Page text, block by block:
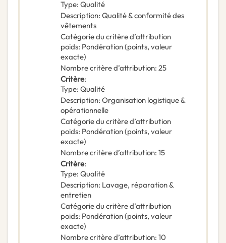
Type: Qualité
Description: Qualité & conformité des
vêtements
Catégorie du critère d’attribution
poids: Pondération (points, valeur
exacte)
Nombre critère d’attribution: 25
Critère:
Type: Qualité
Description: Organisation logistique &
opérationnelle
Catégorie du critère d’attribution
poids: Pondération (points, valeur
exacte)
Nombre critère d’attribution: 15
Critère:
Type: Qualité
Description: Lavage, réparation &
entretien
Catégorie du critère d’attribution
poids: Pondération (points, valeur
exacte)
Nombre critère d’attribution: 10